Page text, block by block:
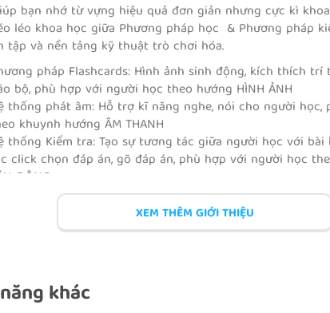
ENGLISH FOR GLOBAL
SUCCESS GRADE 1
ENGLISH FOR GLOBAL
SUCCESS GRADE 1
bạn nhớ từ vựng hiệu quả đơn giản nhưng cực kì
léo khoa học giữa Phương pháp học & Phương pháp
tập và nền tảng kỹ thuật trò chơi hóa.
pháp Flashcards: Hình ảnh sinh động, kích thích
bộ, phù hợp với người học theo hướng HÌNH ẢNH
thống phát âm: Hỗ trợ kĩ năng nghe, nói cho người
khuynh hướng ÂM THANH
thống Kiểm tra: Tạo sự tương tác giữa người học với
click chọn đáp án, gõ đáp án, phù hợp với người học
ĐỘNG.
Học từ vựng theo phương pháp trò chơi hóa.
Hệ thống học từ theo chủ đề và ngữ cảnh.
Hệ thống ôn tập hiệu quả để đường cong trí nhớ duy trì ở
XEM THÊM GIỚI THIỆU
khác